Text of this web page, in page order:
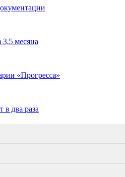
месяца
«Прогресса»
в два раза